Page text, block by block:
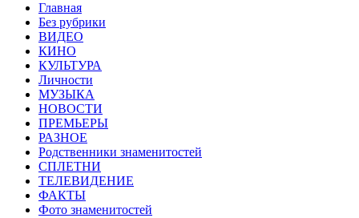
Главная
Без рубрики
ВИДЕО
КИНО
КУЛЬТУРА
Личности
МУЗЫКА
НОВОСТИ
ПРЕМЬЕРЫ
РАЗНОЕ
Родственники знаменитостей
СПЛЕТНИ
ТЕЛЕВИДЕНИЕ
ФАКТЫ
Фото знаменитостей